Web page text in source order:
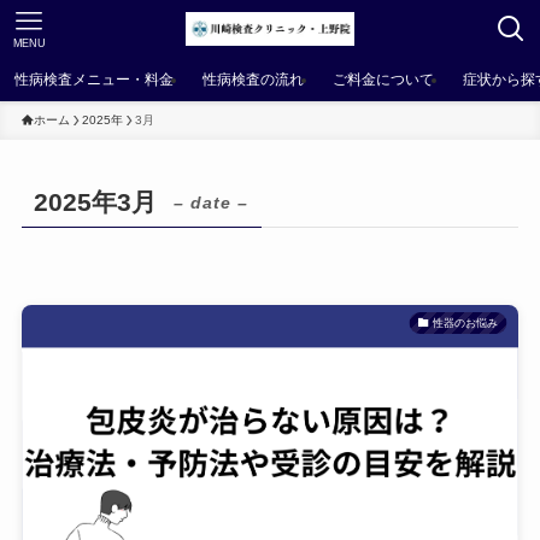
MENU
性病検査メニュー・料金 性病検査の流れ ご料金について 症状から探
ホーム 2025年 3月
2025年3月 – date –
性器のお悩み